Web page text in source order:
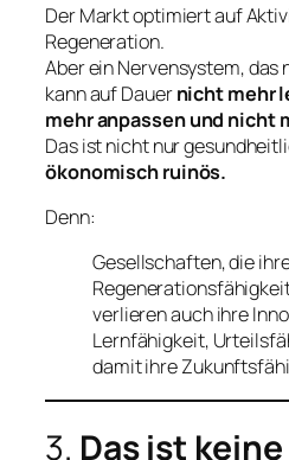
Der Markt optimiert auf
Regeneration.
Aber ein Nervensystem, das
kann auf Dauernicht mehr
mehr anpassen und nicht
Das ist nicht nur
ökonomisch ruinös.
Denn:
Gesellschaften, die
verlieren auch ihre
Lernfähigkeit,
damit ihre
3. Das ist keine